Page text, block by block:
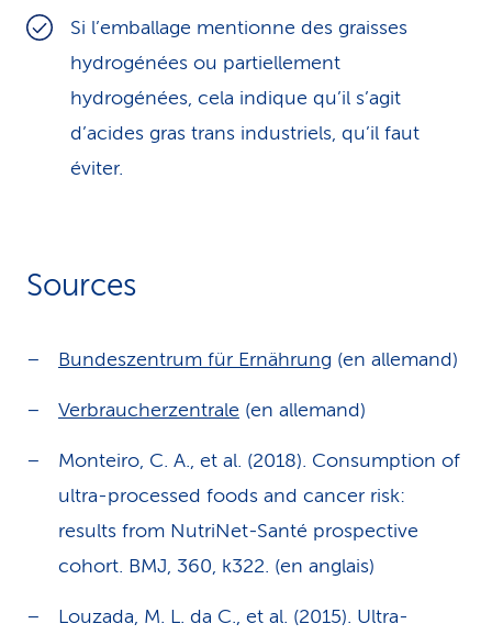
Si l’emballage mentionne des graisses
hydrogénées ou partiellement
hydrogénées, cela indique qu’il s’agit
d’acides gras trans industriels, qu’il faut
éviter.
Sources
Bundeszentrum für Ernährung (en allemand)
Verbraucherzentrale (en allemand)
Monteiro, C. A., et al. (2018). Consumption of
ultra-processed foods and cancer risk:
results from NutriNet-Santé prospective
cohort. BMJ, 360, k322. (en anglais)
Louzada, M. L. da C., et al. (2015). Ultra-